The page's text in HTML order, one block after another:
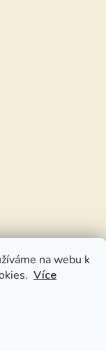
na webu k
Více